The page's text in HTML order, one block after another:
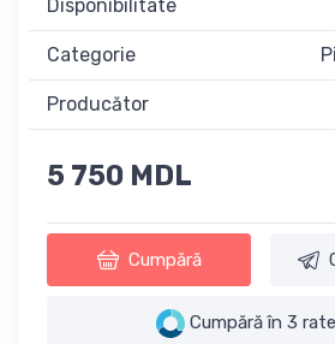
Disponibilitate
Categorie
Producător
5 750 MDL
Cumpără
Cumpără în 3